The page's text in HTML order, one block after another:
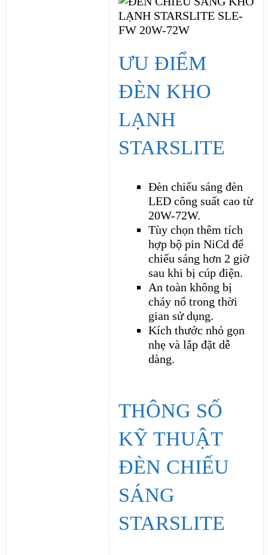
ƯU ĐIỂM
ĐÈN KHO
LẠNH
STARSLITE
Đèn chiếu sáng đèn
LED công suất cao từ
20W-72W.
Tùy chọn thêm tích
hợp bộ pin NiCd để
chiếu sáng hơn 2 giờ
sau khi bị cúp điện.
An toàn không bị
cháy nổ trong thời
gian sử dụng.
Kích thước nhỏ gọn
nhẹ và lắp đặt dễ
dàng.
THÔNG SỐ
KỸ THUẬT
ĐÈN CHIẾU
SÁNG
STARSLITE